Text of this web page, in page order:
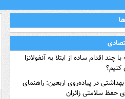
چند اقدام ساده از ابتلا به آنفولانزا
کنیم؟
در پیاده‌روی اربعین: راهنمای
حفظ سلامتی زائران